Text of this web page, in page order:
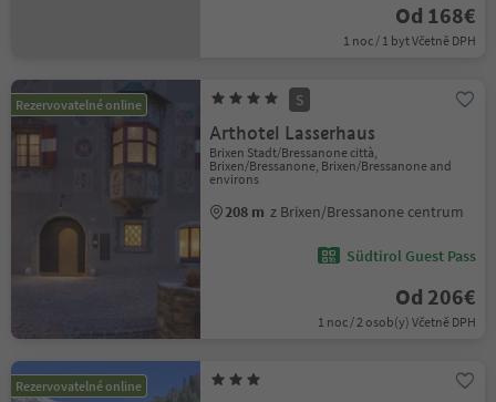
Od 168€
1 noc / 1 byt Včetně DPH
Rezervovatelné online S
Arthotel Lasserhaus
Brixen Stadt/Bressanone città,
Brixen/Bressanone, Brixen/Bressanone and
environs
208 m z Brixen/Bressanone centrum
Südtirol Guest Pass
Od 206€
1 noc / 2 osob(y) Včetně DPH
Rezervovatelné online